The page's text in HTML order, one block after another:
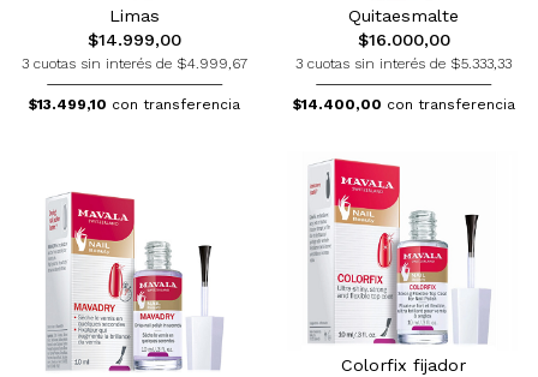
Limas
$14.999,00
3 cuotas sin interés de $4.999,67
$13.499,10 con transferencia
Quitaesmalte
$16.000,00
3 cuotas sin interés de $5.333,33
$14.400,00 con transferencia
Colorfix fijador